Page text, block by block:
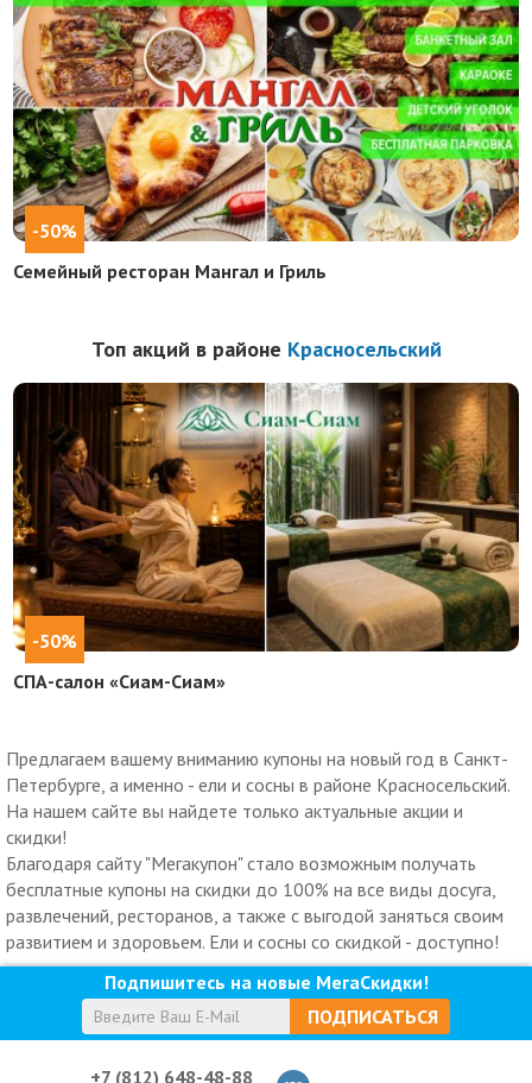
-50%
Семейный ресторан Мангал и Гриль
Топ акций в районе Красносельский
-50%
СПА-салон «Сиам-Сиам»
Предлагаем вашему вниманию купоны на новый год в Санкт-
Петербурге, а именно - ели и сосны в районе Красносельский.
На нашем сайте вы найдете только актуальные акции и
скидки!
Благодаря сайту "Мегакупон" стало возможным получать
бесплатные купоны на скидки до 100% на все виды досуга,
развлечений, ресторанов, а также с выгодой заняться своим
развитием и здоровьем. Ели и сосны со скидкой - доступно!
Подпишитесь на новые МегаСкидки!
ПОДПИСАТЬСЯ
+7 (812) 648-48-88